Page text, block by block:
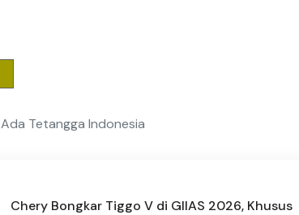
Tetangga Indonesia
Chery Bongkar Tiggo V di GIIAS 2026, Khusus